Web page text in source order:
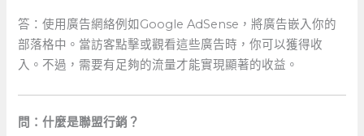
答：使用廣告網絡例如Google​ AdSense，將廣告嵌入你的
部落格中。當訪客點擊或觀看這些廣告時，你可以獲得收
入。不過，需要有足夠的流量才能實現顯著的收益。
問：什麼是聯盟行銷？